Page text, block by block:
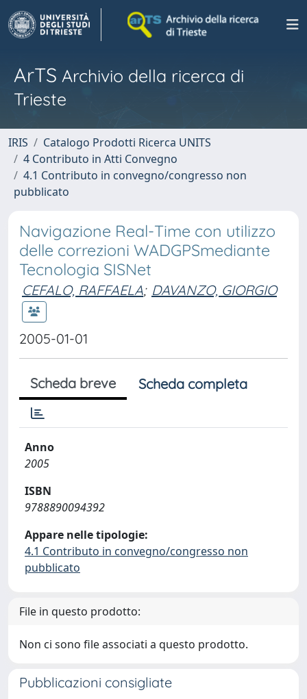
ArTS Archivio della ricerca di
Trieste
IRIS
Catalogo Prodotti Ricerca UNITS
4 Contributo in Atti Convegno
4.1 Contributo in convegno/congresso non
pubblicato
Navigazione Real-Time con utilizzo
delle correzioni WADGPSmediante
Tecnologia SISNet
CEFALO, RAFFAELA; DAVANZO, GIORGIO
2005-01-01
Scheda breve Scheda completa
Anno
2005
ISBN
9788890094392
Appare nelle tipologie:
4.1 Contributo in convegno/congresso non
pubblicato
File in questo prodotto:
Non ci sono file associati a questo prodotto.
Pubblicazioni consigliate